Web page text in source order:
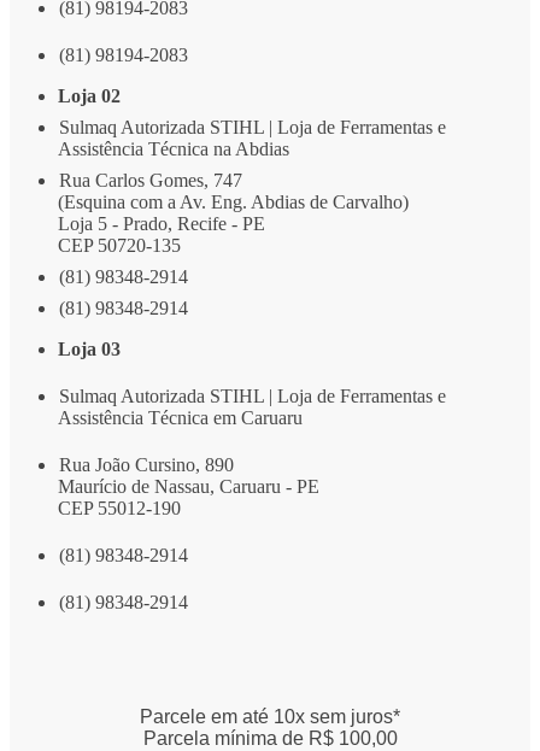
(81) 98194-2083
(81) 98194-2083
Loja 02
Sulmaq Autorizada STIHL | Loja de Ferramentas e
Assistência Técnica na Abdias
Rua Carlos Gomes, 747
(Esquina com a Av. Eng. Abdias de Carvalho)
Loja 5 - Prado, Recife - PE
CEP 50720-135
(81) 98348-2914
(81) 98348-2914
Loja 03
Sulmaq Autorizada STIHL | Loja de Ferramentas e
Assistência Técnica em Caruaru
Rua João Cursino, 890
Maurício de Nassau, Caruaru - PE
CEP 55012-190
(81) 98348-2914
(81) 98348-2914
Parcele em até 10x sem juros*
Parcela mínima de R$ 100,00